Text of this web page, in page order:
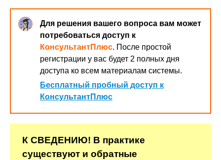
Для решения вашего вопроса вам может
потребоваться доступ к
КонсультантПлюс. После простой
регистрации у вас будет 2 полных дня
доступа ко всем материалам системы.
Бесплатный пробный доступ к
КонсультантПлюс
К СВЕДЕНИЮ! В практике
существуют и обратные